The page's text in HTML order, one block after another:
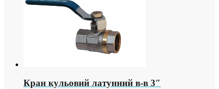
Кран кульовий латунний в-в 3″